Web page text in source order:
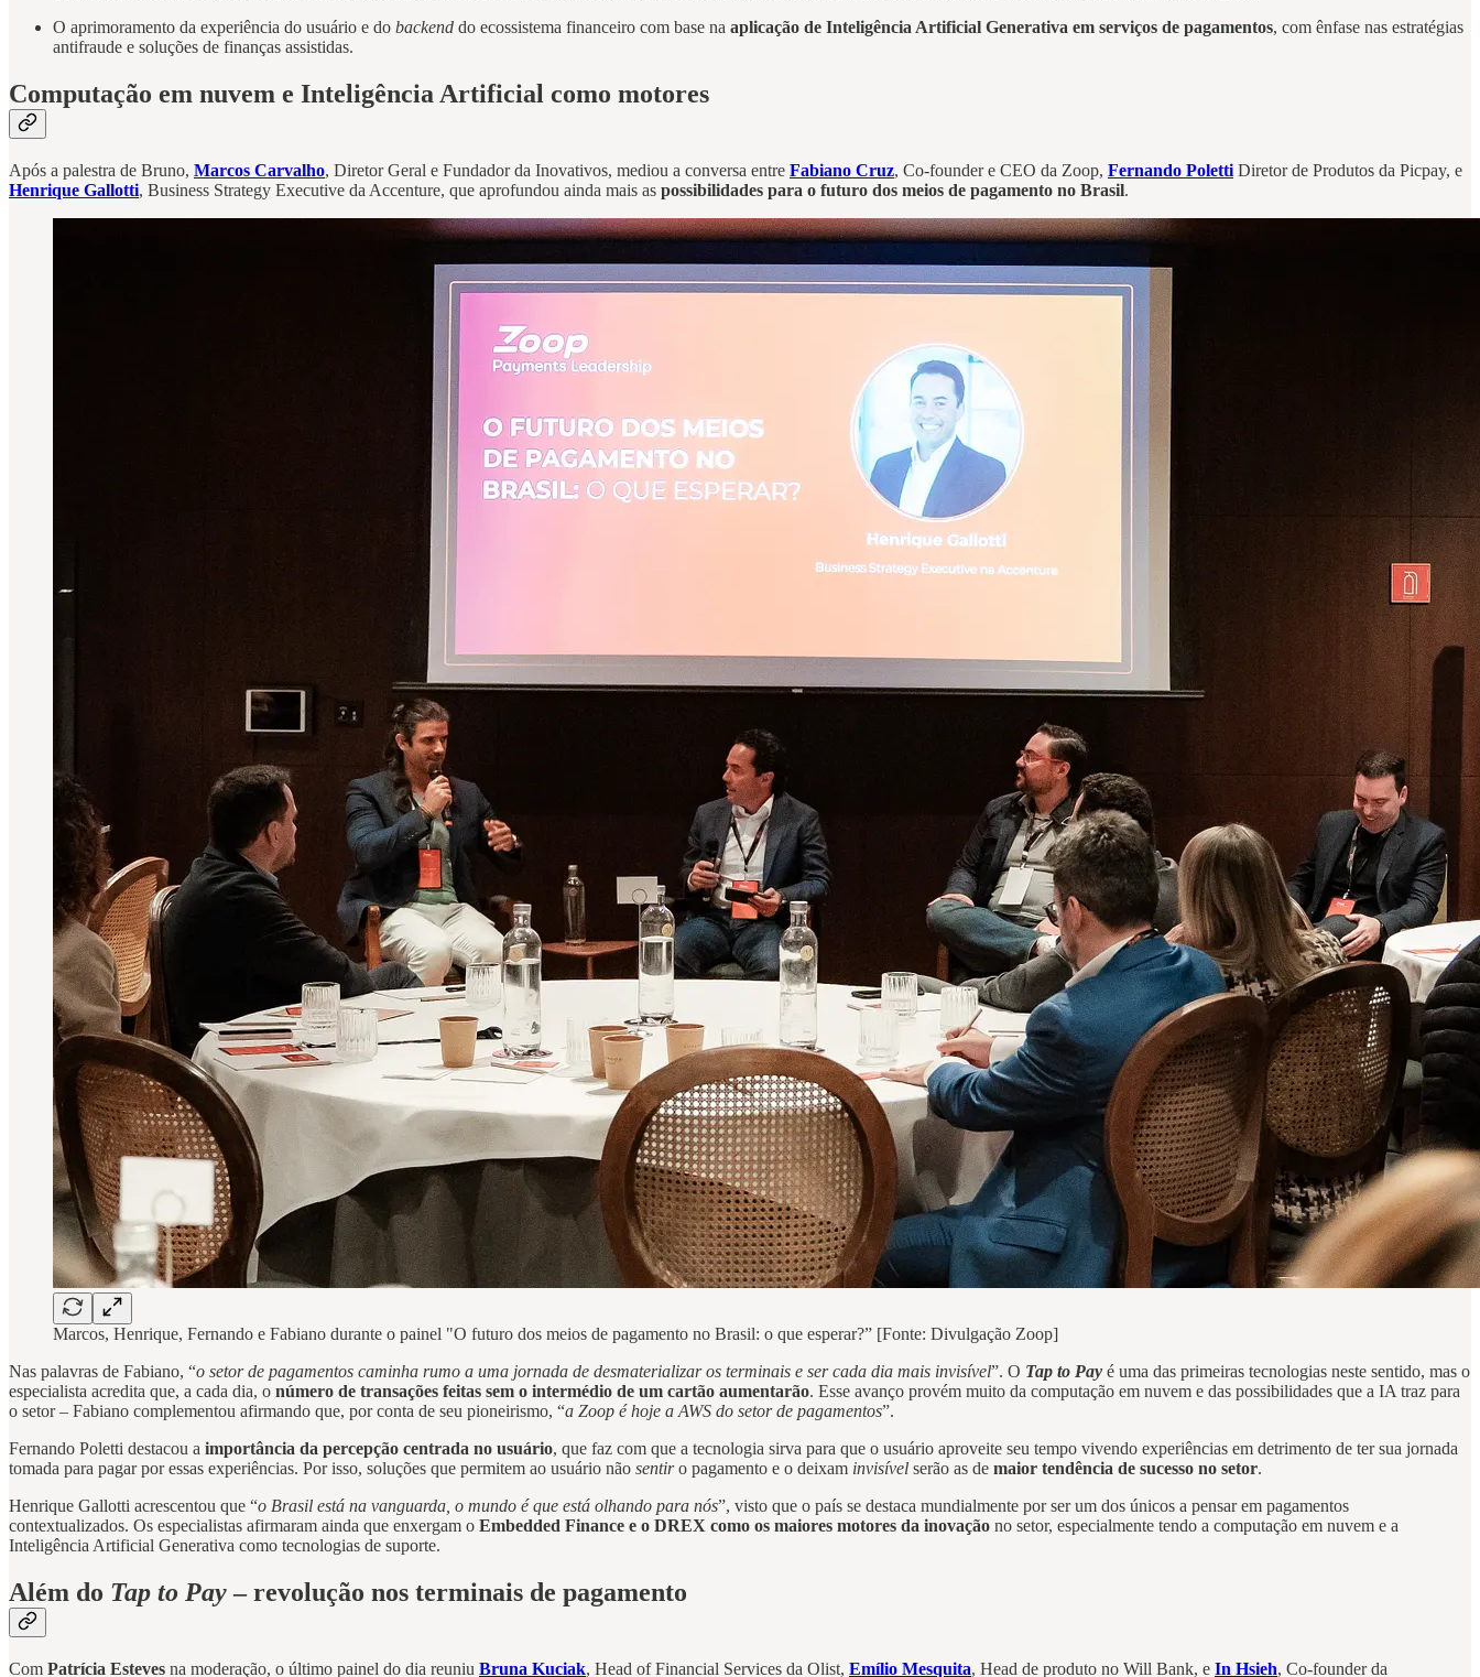
O aprimoramento da experiência do usuário e do backend do ecossistema financeiro com base na aplicação de Inteligência Artificial Generativa em serviços de pagamentos, com ênfase nas estratégias
antifraude e soluções de finanças assistidas.
Computação em nuvem e Inteligência Artificial como motores
Após a palestra de Bruno, Marcos Carvalho, Diretor Geral e Fundador da Inovativos, mediou a conversa entre Fabiano Cruz, Co-founder e CEO da Zoop, Fernando Poletti Diretor de Produtos da Picpay, e
Henrique Gallotti, Business Strategy Executive da Accenture, que aprofundou ainda mais as possibilidades para o futuro dos meios de pagamento no Brasil.
Marcos, Henrique, Fernando e Fabiano durante o painel "O futuro dos meios de pagamento no Brasil: o que esperar?” [Fonte: Divulgação Zoop]
Nas palavras de Fabiano, “o setor de pagamentos caminha rumo a uma jornada de desmaterializar os terminais e ser cada dia mais invisível”. O Tap to Pay é uma das primeiras tecnologias neste sentido, mas o
especialista acredita que, a cada dia, o número de transações feitas sem o intermédio de um cartão aumentarão. Esse avanço provém muito da computação em nuvem e das possibilidades que a IA traz para
o setor – Fabiano complementou afirmando que, por conta de seu pioneirismo, “a Zoop é hoje a AWS do setor de pagamentos”.
Fernando Poletti destacou a importância da percepção centrada no usuário, que faz com que a tecnologia sirva para que o usuário aproveite seu tempo vivendo experiências em detrimento de ter sua jornada
tomada para pagar por essas experiências. Por isso, soluções que permitem ao usuário não sentiro pagamento e o deixam invisível serão as de maior tendência de sucesso no setor.
Henrique Gallotti acrescentou que “o Brasil está na vanguarda, o mundo é que está olhando para nós”, visto que o país se destaca mundialmente por ser um dos únicos a pensar em pagamentos
contextualizados. Os especialistas afirmaram ainda que enxergam o Embedded Finance e o DREX como os maiores motores da inovação no setor, especialmente tendo a computação em nuvem e a
Inteligência Artificial Generativa como tecnologias de suporte.
Além do Tap to Pay– revolução nos terminais de pagamento
Com Patrícia Esteves na moderação, o último painel do dia reuniu Bruna Kuciak, Head of Financial Services da Olist, Emílio Mesquita, Head de produto no Will Bank, e In Hsieh, Co-founder da